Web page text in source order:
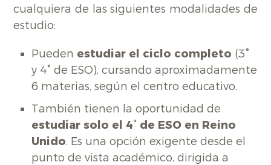
cualquiera de las siguientes modalidades de
estudio:
Pueden estudiar el ciclo completo (3°
y 4° de ESO), cursando aproximadamente
6 materias, según el centro educativo.
También tienen la oportunidad de
estudiar solo el 4° de ESO en Reino
Unido. Es una opción exigente desde el
punto de vista académico, dirigida a